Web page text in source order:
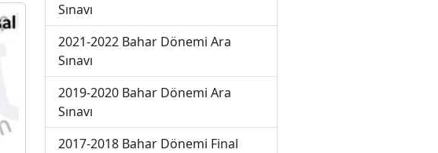
Sınavı
2021-2022 Bahar Dönemi Ara
Sınavı
2019-2020 Bahar Dönemi Ara
Sınavı
2017-2018 Bahar Dönemi Final